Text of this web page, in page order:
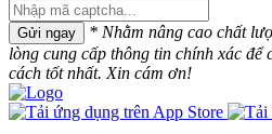
Gửi ngay
* Nhằm nâng cao chất
lòng cung cấp thông tin chính xác để
cách tốt nhất. Xin cám ơn!